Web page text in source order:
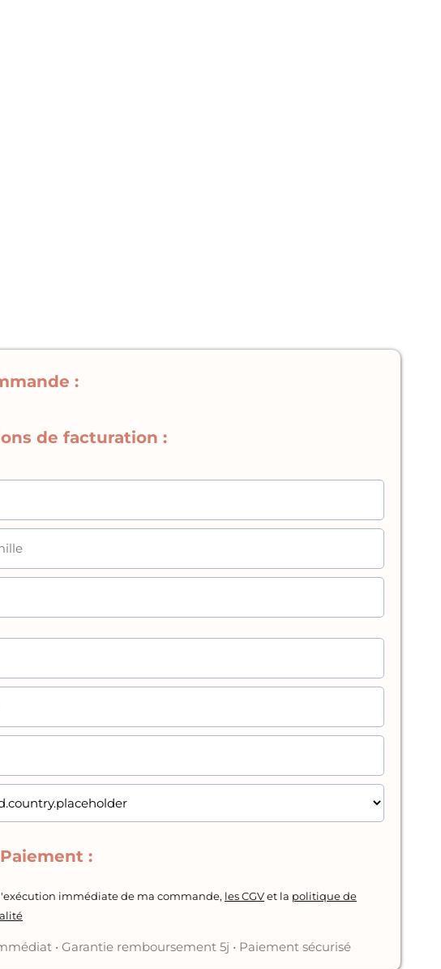
:
de facturation :
:
immédiate de ma commande, les CGVet la politique de
• Garantie remboursement 5j • Paiement sécurisé